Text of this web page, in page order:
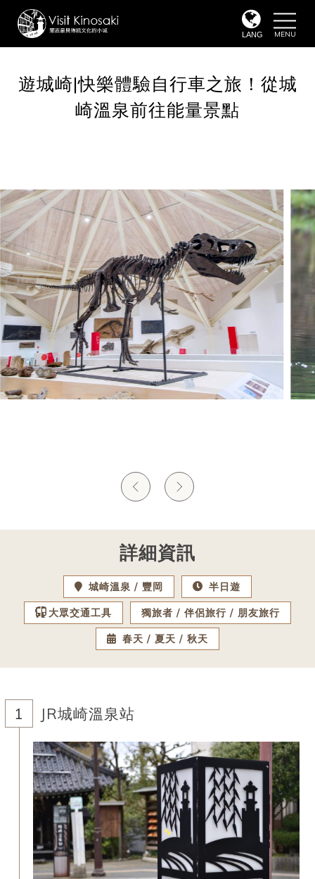
LANG
toggle
遊城崎|快樂體驗自行車之旅！從城
崎溫泉前往能量景點
詳細資訊
城崎溫泉 豐岡 半日遊
大眾交通工具 獨旅者 伴侶旅行 朋友旅行
春天 夏天 秋天
JR城崎溫泉站